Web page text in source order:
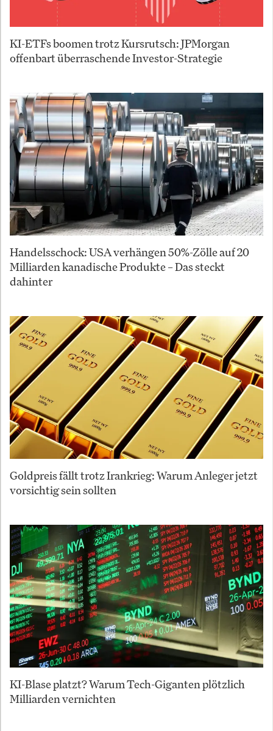
KI-ETFs boomen trotz Kursrutsch: JPMorgan
offenbart überraschende Investor-Strategie
Handelsschock: USA verhängen 50%-Zölle auf 20
Milliarden kanadische Produkte – Das steckt
dahinter
Goldpreis fällt trotz Irankrieg: Warum Anleger jetzt
vorsichtig sein sollten
KI-Blase platzt? Warum Tech-Giganten plötzlich
Milliarden vernichten